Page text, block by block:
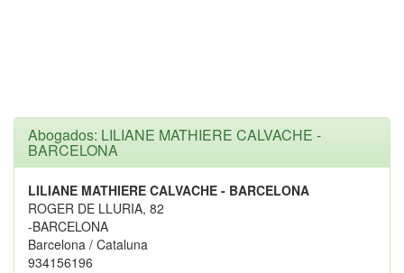
Abogados: LILIANE MATHIERE CALVACHE -
BARCELONA
LILIANE MATHIERE CALVACHE - BARCELONA
ROGER DE LLURIA, 82
-BARCELONA
Barcelona / Cataluna
934156196